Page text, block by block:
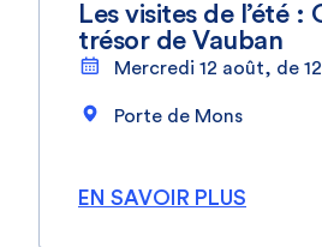
Les visites de l’été :
trésor de Vauban
Mercredi 12 août, de
Porte de Mons
EN SAVOIR PLUS